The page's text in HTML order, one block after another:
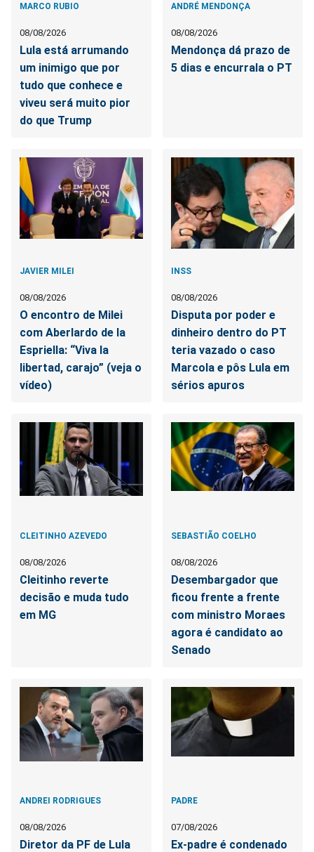
MARCO RUBIO
08/08/2026
Lula está arrumando
um inimigo que por
tudo que conhece e
viveu será muito pior
do que Trump
ANDRÉ MENDONÇA
08/08/2026
Mendonça dá prazo de
5 dias e encurrala o PT
JAVIER MILEI
08/08/2026
O encontro de Milei
com Aberlardo de la
Espriella: “Viva la
libertad, carajo” (veja o
vídeo)
INSS
08/08/2026
Disputa por poder e
dinheiro dentro do PT
teria vazado o caso
Marcola e pôs Lula em
sérios apuros
CLEITINHO AZEVEDO
08/08/2026
Cleitinho reverte
decisão e muda tudo
em MG
SEBASTIÃO COELHO
08/08/2026
Desembargador que
ficou frente a frente
com ministro Moraes
agora é candidato ao
Senado
ANDREI RODRIGUES
08/08/2026
Diretor da PF de Lula
PADRE
07/08/2026
Ex-padre é condenado